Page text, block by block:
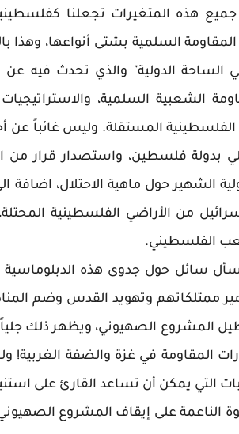
جميع هذه المتغيرات تجعلنا
المقاومة السلمية بشتى أنواعها،
الدولية" والذي تحدث فيه عن
الشعبية السلمية،
الفلسطينية المستقلة. وليس غائباً عن
بدولة فلسطين، واستصدار قرار من
الشهير حول ماهية الاحتلال، اضافة
من الأراضي الفلسطينية
الفلسطيني.
سائل حول جدوى هذه الدبلوماسية
ممتلكاتهم وتهويد القدس وضم
المشروع الصهيوني، ويظهر ذلك
المقاومة في غزة والضفة الغربية!
التي يمكن أن تساعد القارئ على
الناعمة على إيقاف المشروع